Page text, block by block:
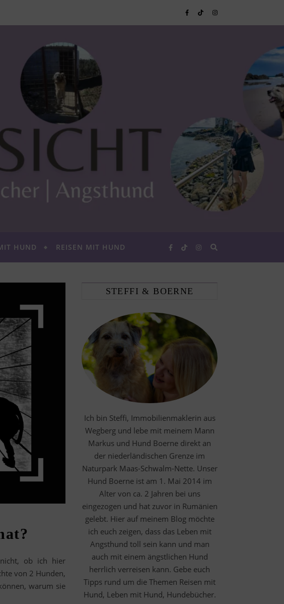
HUND REISEN MIT HUND
ob ich hier
von 2 Hunden,
warum sie
STEFFI & BOERNE
Ich bin Steffi, Immobilienmaklerin aus
Wegberg und lebe mit meinem Mann
Markus und Hund Boerne direkt an
der niederländischen Grenze im
Naturpark Maas-Schwalm-Nette. Unser
Hund Boerne ist am 1. Mai 2014 im
Alter von ca. 2 Jahren bei uns
eingezogen und hat zuvor in Rumänien
gelebt. Hier auf meinem Blog möchte
ich euch zeigen, dass das Leben mit
Angsthund toll sein kann und man
auch mit einem ängstlichen Hund
herrlich verreisen kann. Gebe euch
Tipps rund um die Themen Reisen mit
Hund, Leben mit Hund, Hundebücher.